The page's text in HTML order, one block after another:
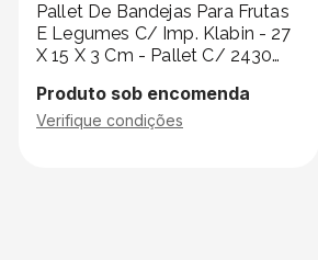
Pallet De Bandejas Para Frutas
E Legumes C/ Imp. Klabin - 27
X 15 X 3 Cm - Pallet C/ 2430
Produto sob encomenda
Verifique condições